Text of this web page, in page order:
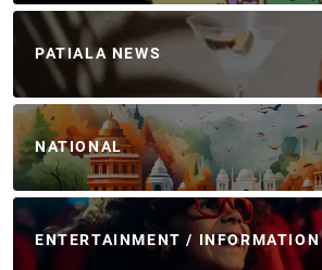
PATIALA NEWS
NATIONAL
ENTERTAINMENT / INFORMATION